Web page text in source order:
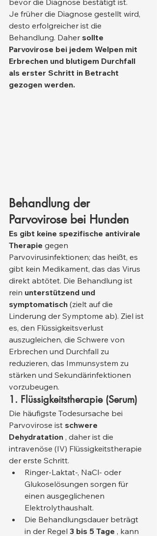
bevor die Diagnose bestätigt ist.
Je früher die Diagnose gestellt wird,
desto erfolgreicher ist die
Behandlung. Daher sollte
Parvovirose bei jedem Welpen mit
Erbrechen und blutigem Durchfall
als erster Schritt in Betracht
gezogen werden.
Behandlung der
Parvovirose bei Hunden
Es gibt keine spezifische antivirale
Therapie gegen
Parvovirusinfektionen; das heißt, es
gibt kein Medikament, das das Virus
direkt abtötet. Die Behandlung ist
rein unterstützend und
symptomatisch (zielt auf die
Linderung der Symptome ab). Ziel ist
es, den Flüssigkeitsverlust
auszugleichen, die Schwere von
Erbrechen und Durchfall zu
reduzieren, das Immunsystem zu
stärken und Sekundärinfektionen
vorzubeugen.
1. Flüssigkeitstherapie (Serum)
Die häufigste Todesursache bei
Parvovirose ist schwere
Dehydratation , daher ist die
intravenöse (IV) Flüssigkeitstherapie
der erste Schritt.
Ringer-Laktat-, NaCl- oder
Glukoselösungen sorgen für
einen ausgeglichenen
Elektrolythaushalt.
Die Behandlungsdauer beträgt
in der Regel 3 bis 5 Tage , kann